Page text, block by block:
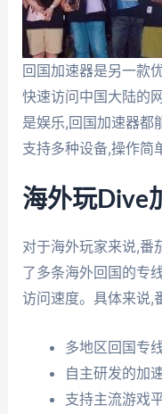
回国加速器是另一款
快速访问中国大陆的
是娱乐,回国加速器都
支持多种设备,操作简
海外玩Dive
对于海外玩家来说,番
了多条海外回国的专
访问速度。具体来说,
多地区回国专
自主研发的加
支持主流游戏